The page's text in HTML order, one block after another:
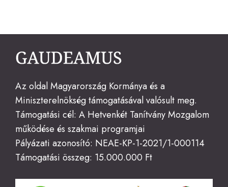
Az oldal Magyarország Kormánya és a
Miniszterelnökség támogatásával valósult meg.
Támogatási cél: A Hetvenkét Tanítvány Mozgalom
működése és szakmai programjai
Pályázati azonosító: NEAE-KP-1-2021/1-000114
Támogatási összeg: 15.000.000 Ft